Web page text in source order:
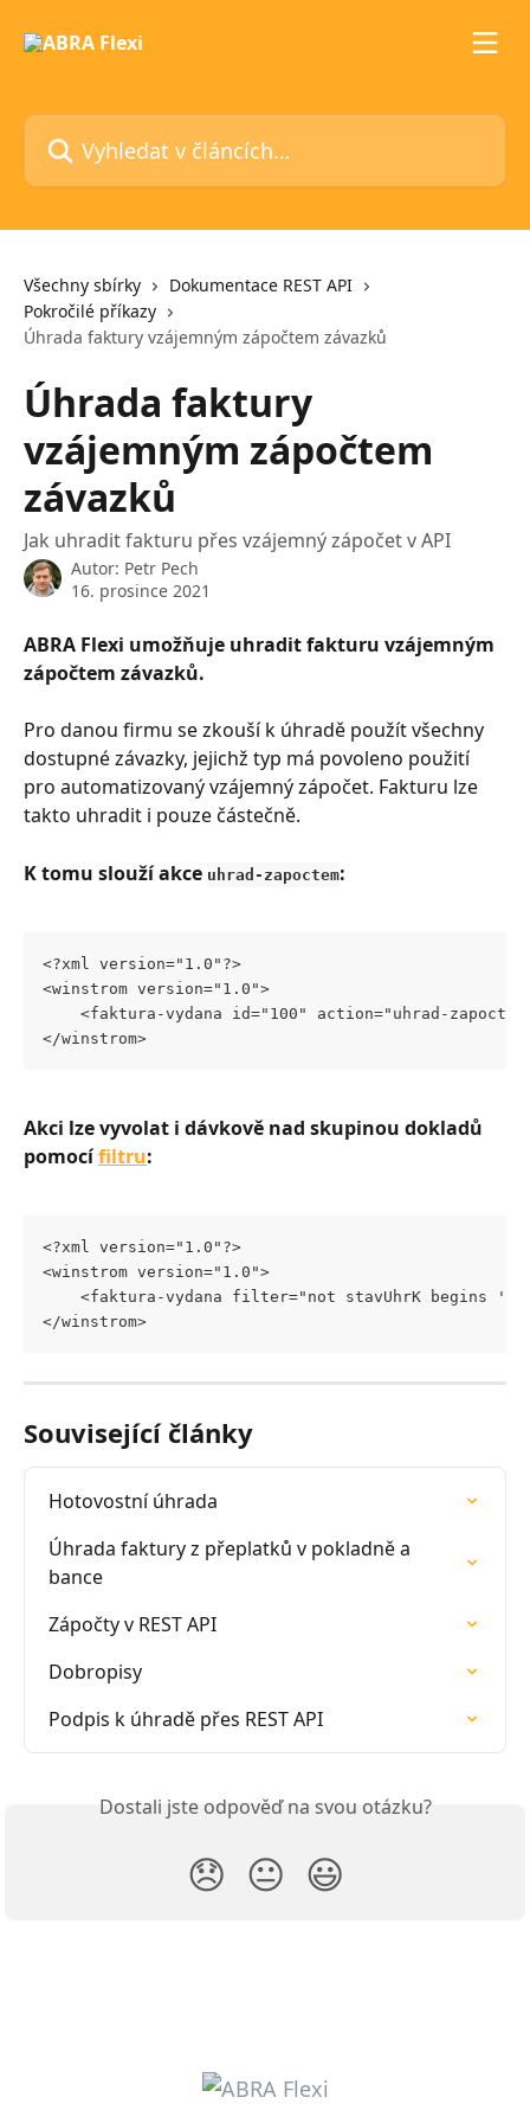
Vyhledat v článcích…
Všechny sbírky
Dokumentace REST API
Pokročilé příkazy
Úhrada faktury vzájemným zápočtem závazků
Úhrada faktury
vzájemným zápočtem
závazků
Jak uhradit fakturu přes vzájemný zápočet v API
Autor: Petr Pech
16. prosince 2021
ABRA Flexi umožňuje uhradit fakturu vzájemným
zápočtem závazků.
Pro danou firmu se zkouší k úhradě použít všechny
dostupné závazky, jejichž typ má povoleno použití
pro automatizovaný vzájemný zápočet. Fakturu lze
takto uhradit i pouze částečně.
K tomu slouží akce uhrad-zapoctem:
<?xml version="1.0"?>
<winstrom version="1.0">
<faktura-vydana id="100" action="uhrad-
</winstrom>
Akci lze vyvolat i dávkově nad skupinou dokladů
pomocí filtru:
<?xml version="1.0"?>
<winstrom version="1.0">
<faktura-vydana filter="not stavUhrK begins
</winstrom>
Související články
Hotovostní úhrada
Úhrada faktury z přeplatků v pokladně a
bance
Zápočty v REST API
Dobropisy
Podpis k úhradě přes REST API
Dostali jste odpověď na svou otázku?
😞 😐 😃